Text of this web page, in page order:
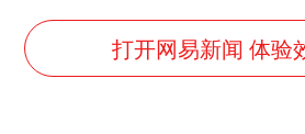
台风白海豚
打开网易新闻 体验